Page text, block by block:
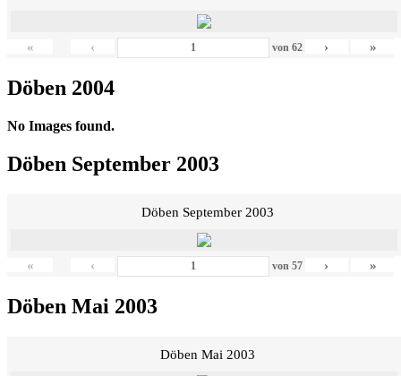
« ‹ von 62 › »
Döben 2004
No Images found.
Döben September 2003
Döben September 2003
« ‹ von 57 › »
Döben Mai 2003
Döben Mai 2003